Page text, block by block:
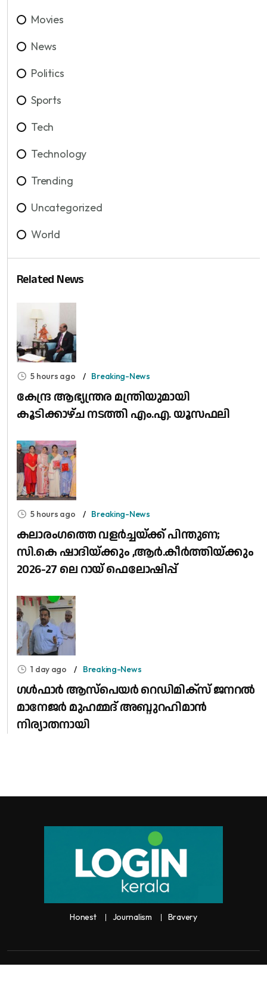
Movies
News
Politics
Sports
Tech
Technology
Trending
Uncategorized
World
Related News
5 hours ago Breaking-News
കേന്ദ്ര ആഭ്യന്ത്രര മന്ത്രിയുമായി
കൂടിക്കാഴ്ച നടത്തി എം.എ. യൂസഫലി
5 hours ago Breaking-News
കലാരംഗത്തെ വളർച്ചയ്ക്ക് പിന്തുണ;
സി.കെ ഷാദിയ്ക്കും ,ആർ.കീർത്തിയ്ക്കും
2026-27 ലെ റായ് ഫെലോഷിപ്പ്
1 day ago Breaking-News
​ഗൾഫാർ ആസ്പെയർ റെഡിമിക്സ് ജനറൽ
മാനേജർ മുഹമ്മദ് അബ്ദുറഹിമാൻ
നിര്യാതനായി
Honest Journalism Bravery